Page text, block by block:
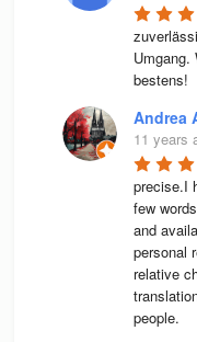
Umgang.
bestens!
Andrea
11 years
precise.I
few
and
personal
relative
people.